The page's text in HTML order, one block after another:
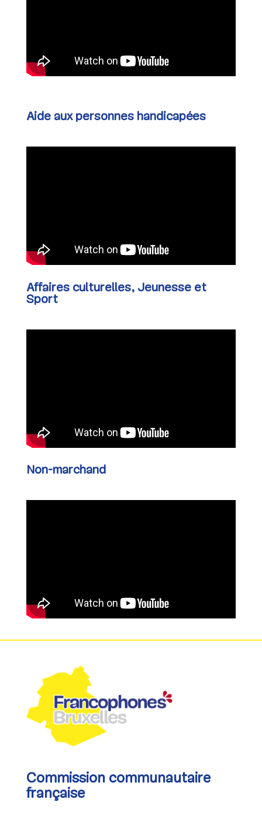
Aide aux personnes handicapées
Affaires culturelles, Jeunesse et
Sport
Non-marchand
Commission communautaire
française